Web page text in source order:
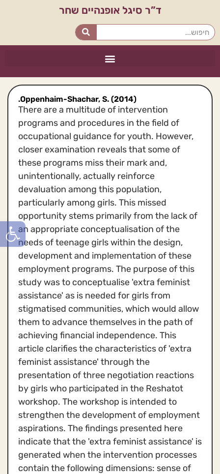
פתח
ד”ר סיגל אופנהיים שחר
Oppenhaim-Shachar, S. (2014).
There are a multitude of intervention
programs and procedures in the field of
occupational guidance for youth. However,
closer examination reveals that some of
these programs miss their mark and,
unintentionally, actually reinforce
devaluation among this population,
particularly among girls. This missed
opportunity stems primarily from the lack of
an appropriate conceptualisation of the
needs of teenage girls within the design,
development and implementation of these
employment programs. The purpose of this
study was to conceptualise 'extra feminist
assistance' as is needed for girls from
stigmatised communities, which would allow
them to advance themselves in the path of
achieving financial independence. This
article clarifies the characteristics of 'extra
feminist assistance' through the
presentation of three negotiation reactions
by girls who participated in the Reshatot
workshop. The workshop is intended to
strengthen the development of employment
aspirations. The findings presented here
indicate that the 'extra feminist assistance' is
generated when the intervention processes
contain the following dimensions: sense of